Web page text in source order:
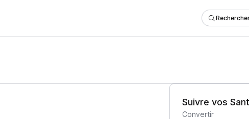
Suivre vos
Convertir